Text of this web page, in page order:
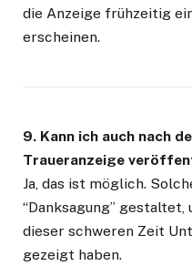
die Anzeige frühzeitig
erscheinen.
9. Kann ich auch nach
Traueranzeige
Ja, das ist möglich.
“Danksagung” gestaltet,
dieser schweren Zeit
gezeigt haben.